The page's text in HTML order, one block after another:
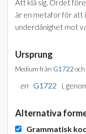
Att klä sig. Ordet
är en metafor för att
underdånighet mot
Ursprung
Medium från G1722
en G1722 i,
Alternativa
Grammatisk